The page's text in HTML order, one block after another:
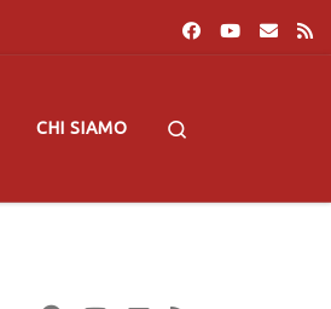
CHI SIAMO